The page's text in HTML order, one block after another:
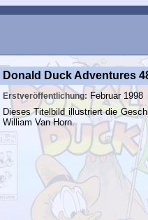
Donald Duck Adventures
Erstveröffentlichung: Februar 1998
Dieses Titelbild illustriert die
William Van Horn.